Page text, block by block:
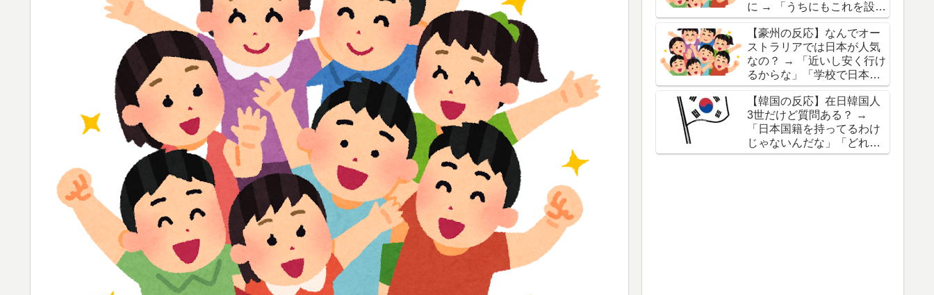
韓国人「日本のアニメ業界で100年続いている暗黙の伝統がこちら・・・」
海外「お前らの国に他愛のない対立ってある？」日本「エスカレーターの立つ位置」
フランス人「欲張りすぎだ」中村敬斗、ランス残留の可能性を会長が示唆！移籍金が交渉の壁に..現地
サポの本音がこれ！【海外の反応】
韓国人「この夏、韓国人が東京へ行くしかない理由がこちら…」→「快適そうでめちゃくちゃ羨まし
い…（ﾌﾞﾙﾌﾞﾙ」＝韓国の反応
イチローさん「僕は本を読まない。好きなアニメはドラゴンボール」【海外の反応】
▶
韓国人「韓国人が衝撃を受けた意外な日本の運転文化がこちらです‥」→「日本人はこんなに徹底し
ている‥」
韓国人「猛暑で〇〇も疲れ果てた…〇〇の個体数が急減」
【朗報】レインボー池田、女子アナと結婚www
日本旅行キャンセルすべきか…1万年ぶり史上最大級の火山の兆し＝韓国の反応
に → 「うちにもこれを設置
してくれ！」「日本でもこ
れは一般的ではないから勘
違いするなよ」
【豪州の反応】なんでオー
ストラリアでは日本が人気
なの？ → 「近いし安く行け
るからな」「学校で日本語
を学ぶことも珍しくないし
身近な存在ではある」
【韓国の反応】在日韓国人
3世だけど質問ある？ →
「日本国籍を持ってるわけ
じゃないんだな」「どれく
らい韓国語を話せるん